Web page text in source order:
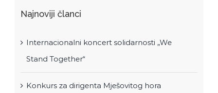
Najnoviji članci
Internacionalni koncert solidarnosti „We
Stand Together“
Konkurs za dirigenta Mješovitog hora